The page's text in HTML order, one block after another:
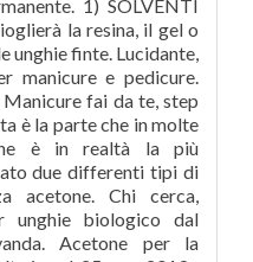
1) SOLVENTI
la resina, il gel o
unghie finte. Lucidante,
manicure e pedicure.
fai da te, step
è la parte che in molte
è in realtà la più
due differenti tipi di
acetone. Chi cerca,
unghie biologico dal
Acetone per la